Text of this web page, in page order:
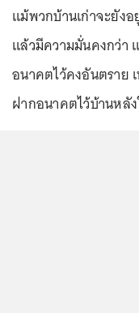
แม้พวกบ้านเก่าจะยัง
แล้วมีความมั่นคงกว่า
อนาคตไว้คงอันตราย
ฝากอนาคตไว้บ้านหลั